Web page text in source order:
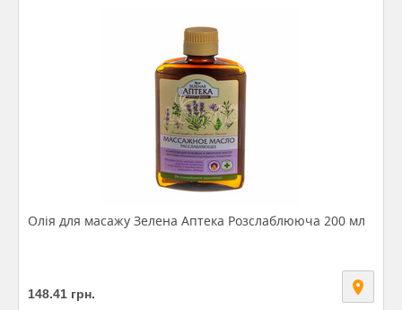
Олія для масажу Зелена Аптека Розслаблююча 200 мл
148.41 грн.